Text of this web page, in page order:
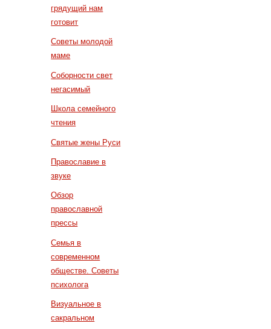
грядущий нам
готовит
Советы молодой
маме
Соборности свет
негасимый
Школа семейного
чтения
Святые жены Руси
Православие в
звуке
Обзор
православной
прессы
Семья в
современном
обществе. Советы
психолога
Визуальное в
сакральном